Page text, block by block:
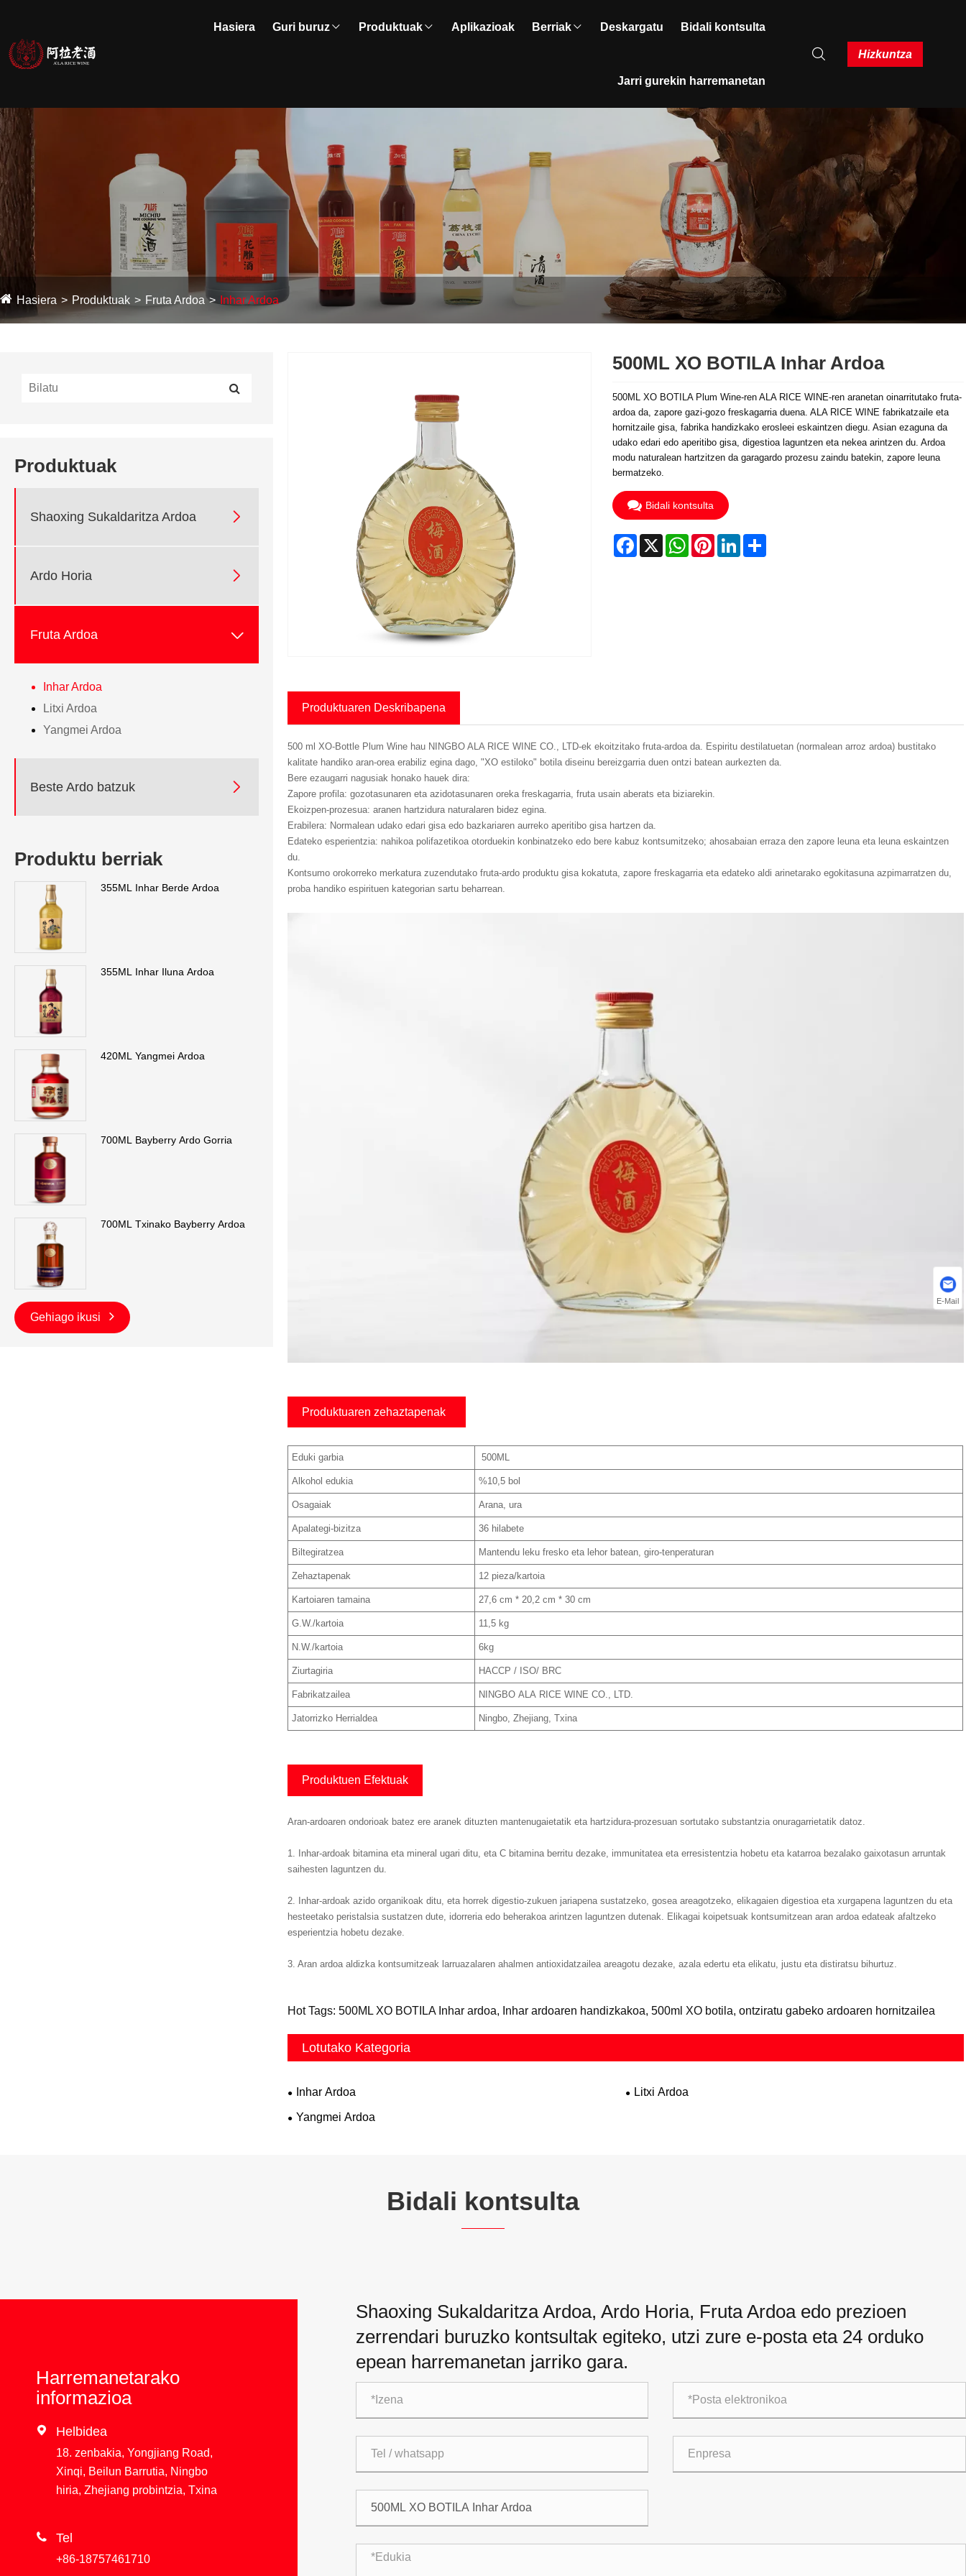
Hasiera Guri buruz Produktuak Aplikazioak Berriak Deskargatu Bidali kontsulta
Jarri gurekin harremanetan
Hizkuntza
Hasiera Produktuak Fruta Ardoa Inhar Ardoa
Produktuak
Shaoxing Sukaldaritza Ardoa 
Ardo Horia 
Fruta Ardoa 
Inhar Ardoa
Litxi Ardoa
Yangmei Ardoa
Beste Ardo batzuk 
Produktu berriak
355ML Inhar Berde Ardoa
355ML Inhar Iluna Ardoa
420ML Yangmei Ardoa
700ML Bayberry Ardo Gorria
700ML Txinako Bayberry Ardoa
Gehiago ikusi
500ML XO BOTILA Inhar Ardoa
500ML XO BOTILA Plum Wine-ren ALA RICE WINE-ren aranetan oinarritutako fruta-
ardoa da, zapore gazi-gozo freskagarria duena. ALA RICE WINE fabrikatzaile eta
hornitzaile gisa, fabrika handizkako erosleei eskaintzen diegu. Asian ezaguna da
udako edari edo aperitibo gisa, digestioa laguntzen eta nekea arintzen du. Ardoa
modu naturalean hartzitzen da garagardo prozesu zaindu batekin, zapore leuna
bermatzeko.
Bidali kontsulta
Facebook
X WhatsApp
PinterestLinkedInShare
Produktuaren Deskribapena
500 ml XO-Bottle Plum Wine hau NINGBO ALA RICE WINE CO., LTD-ek ekoitzitako fruta-ardoa da. Espiritu destilatuetan (normalean arroz ardoa) bustitako
kalitate handiko aran-orea erabiliz egina dago, "XO estiloko" botila diseinu bereizgarria duen ontzi batean aurkezten da.
Bere ezaugarri nagusiak honako hauek dira:
Zapore profila: gozotasunaren eta azidotasunaren oreka freskagarria, fruta usain aberats eta biziarekin.
Ekoizpen-prozesua: aranen hartzidura naturalaren bidez egina.
Erabilera: Normalean udako edari gisa edo bazkariaren aurreko aperitibo gisa hartzen da.
Edateko esperientzia: nahikoa polifazetikoa otorduekin konbinatzeko edo bere kabuz kontsumitzeko; ahosabaian erraza den zapore leuna eta leuna eskaintzen
du.
Kontsumo orokorreko merkatura zuzendutako fruta-ardo produktu gisa kokatuta, zapore freskagarria eta edateko aldi arinetarako egokitasuna azpimarratzen du,
proba handiko espirituen kategorian sartu beharrean.
Produktuaren zehaztapenak
Eduki garbia 500ML
Alkohol edukia %10,5 bol
Osagaiak Arana, ura
Apalategi-bizitza 36 hilabete
Biltegiratzea Mantendu leku fresko eta lehor batean, giro-tenperaturan
Zehaztapenak 12 pieza/kartoia
Kartoiaren tamaina 27,6 cm * 20,2 cm * 30 cm
G.W./kartoia 11,5 kg
N.W./kartoia 6kg
Ziurtagiria HACCP / ISO/ BRC
Fabrikatzailea NINGBO ALA RICE WINE CO., LTD.
Jatorrizko Herrialdea Ningbo, Zhejiang, Txina
Produktuen Efektuak
Aran-ardoaren ondorioak batez ere aranek dituzten mantenugaietatik eta hartzidura-prozesuan sortutako substantzia onuragarrietatik datoz.
1. Inhar-ardoak bitamina eta mineral ugari ditu, eta C bitamina berritu dezake, immunitatea eta erresistentzia hobetu eta katarroa bezalako gaixotasun arruntak
saihesten laguntzen du.
2. Inhar-ardoak azido organikoak ditu, eta horrek digestio-zukuen jariapena sustatzeko, gosea areagotzeko, elikagaien digestioa eta xurgapena laguntzen du eta
hesteetako peristalsia sustatzen dute, idorreria edo beherakoa arintzen laguntzen dutenak. Elikagai koipetsuak kontsumitzean aran ardoa edateak afaltzeko
esperientzia hobetu dezake.
3. Aran ardoa aldizka kontsumitzeak larruazalaren ahalmen antioxidatzailea areagotu dezake, azala edertu eta elikatu, justu eta distiratsu bihurtuz.
Hot Tags: 500ML XO BOTILA Inhar ardoa, Inhar ardoaren handizkakoa, 500ml XO botila, ontziratu gabeko ardoaren hornitzailea
Lotutako Kategoria
Inhar Ardoa Litxi Ardoa
Yangmei Ardoa
Bidali kontsulta
Harremanetarako
informazioa
 Helbidea
18. zenbakia, Yongjiang Road,
Xinqi, Beilun Barrutia, Ningbo
hiria, Zhejiang probintzia, Txina
 Tel
+86-18757461710
Shaoxing Sukaldaritza Ardoa, Ardo Horia, Fruta Ardoa edo prezioen
zerrendari buruzko kontsultak egiteko, utzi zure e-posta eta 24 orduko
epean harremanetan jarriko gara.
E-Mail